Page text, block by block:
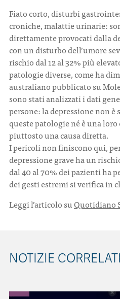
Fiato corto, disturbi
croniche, malattie urinarie:
direttamente provocati dalla
con un disturbo dell’umore
rischio dal 12 al 32% più
patologie diverse, come ha
australiano pubblicato su
sono stati analizzati i dati
persone: la depressione non è
queste patologie né è una loro
piuttosto una causa diretta.
I pericoli non finiscono qui,
depressione grave ha un
dal 40 al 70% dei pazienti ha
dei gesti estremi si verifica in
Leggi l’articolo suQuotidiano
NOTIZIE